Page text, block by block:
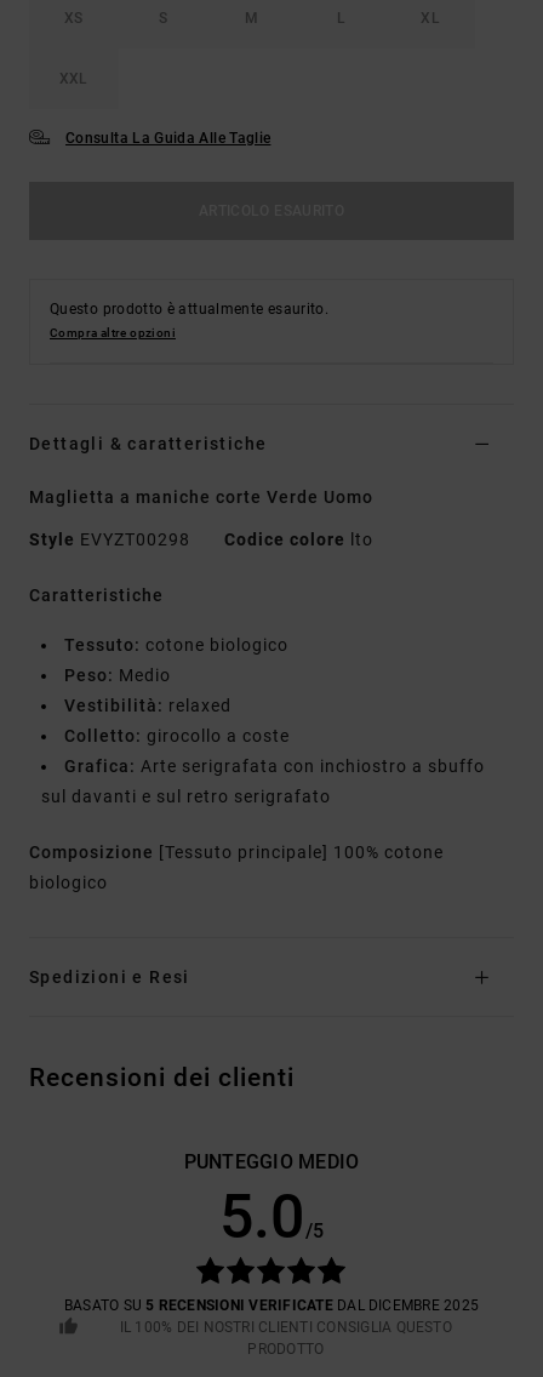
XS S M L XL
XXL
Consulta La Guida Alle Taglie
Questo prodotto è attualmente esaurito.
Compra altre opzioni
Dettagli & caratteristiche
Maglietta a maniche corte Verde Uomo
Style EVYZT00298 Codice colore lto
Caratteristiche
Tessuto: cotone biologico
Peso: Medio
Vestibilità: relaxed
Colletto: girocollo a coste
Grafica: Arte serigrafata con inchiostro a sbuffo
sul davanti e sul retro serigrafato
Composizione [Tessuto principale] 100% cotone
biologico
Spedizioni e Resi
Recensioni dei clienti
PUNTEGGIO MEDIO
5.0/5
BASATO SU 5 RECENSIONI VERIFICATEDAL DICEMBRE 2025
IL 100% DEI NOSTRI CLIENTI CONSIGLIA QUESTO
PRODOTTO